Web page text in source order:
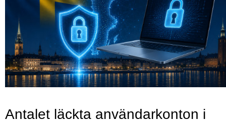
Antalet läckta användarkonton i